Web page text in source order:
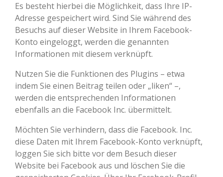
Es besteht hierbei die Möglichkeit, dass Ihre IP-
Adresse gespeichert wird. Sind Sie während des
Besuchs auf dieser Website in Ihrem Facebook-
Konto eingeloggt, werden die genannten
Informationen mit diesem verknüpft.
Nutzen Sie die Funktionen des Plugins – etwa
indem Sie einen Beitrag teilen oder „liken“ –,
werden die entsprechenden Informationen
ebenfalls an die Facebook Inc. übermittelt.
Möchten Sie verhindern, dass die Facebook. Inc.
diese Daten mit Ihrem Facebook-Konto verknüpft,
loggen Sie sich bitte vor dem Besuch dieser
Website bei Facebook aus und löschen Sie die